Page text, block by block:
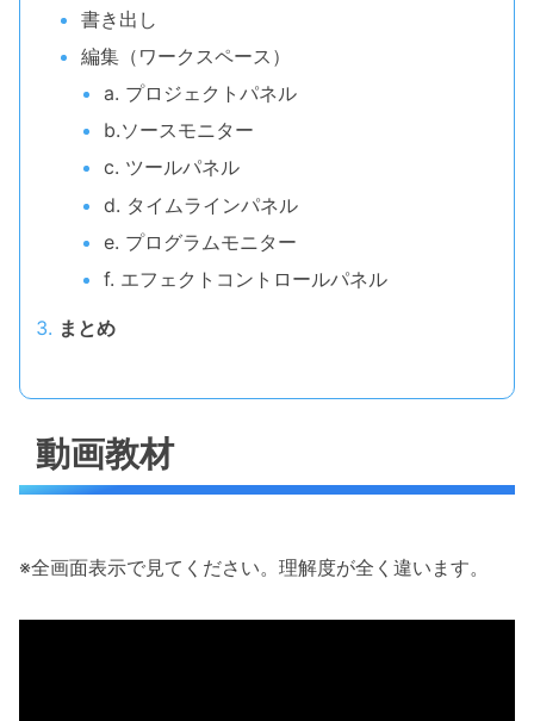
書き出し
編集（ワークスペース）
a. プロジェクトパネル
b.ソースモニター
c. ツールパネル
d. タイムラインパネル
e. プログラムモニター
f. エフェクトコントロールパネル
まとめ
動画教材
※全画面表示で見てください。理解度が全く違います。